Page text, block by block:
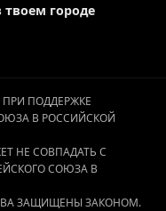
твоем городе
ПРИ ПОДДЕРЖКЕ
В РОССИЙСКОЙ
НЕ СОВПАДАТЬ С
СОЮЗА В
ЗАЩИЩЕНЫ ЗАКОНОМ.